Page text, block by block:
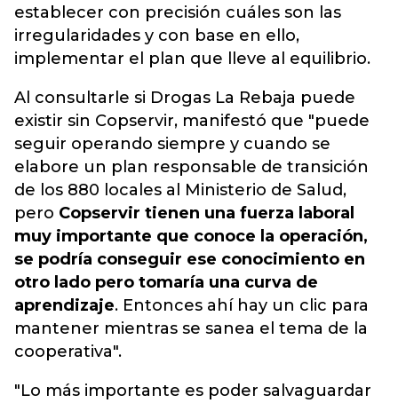
establecer con precisión cuáles son las
irregularidades y con base en ello,
implementar el plan que lleve al equilibrio.
Al consultarle si Drogas La Rebaja puede
existir sin Copservir, manifestó que "puede
seguir operando siempre y cuando se
elabore un plan responsable de transición
de los 880 locales al Ministerio de Salud,
pero Copservir tienen una fuerza laboral
muy importante que conoce la operación,
se podría conseguir ese conocimiento en
otro lado pero tomaría una curva de
aprendizaje. Entonces ahí hay un clic para
mantener mientras se sanea el tema de la
cooperativa".
"Lo más importante es poder salvaguardar